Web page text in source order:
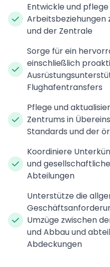
Entwickle und
Arbeitsbeziehungen
und der Zentrale
Sorge für ein
einschließlich
Flughafentransfers
Pflege und
Zentrums in
Standards und der
Koordiniere
und
Abteilungen
Unterstütze die
Umzüge zwischen
und Abbau und
Abdeckungen